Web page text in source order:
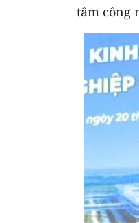
tâm công